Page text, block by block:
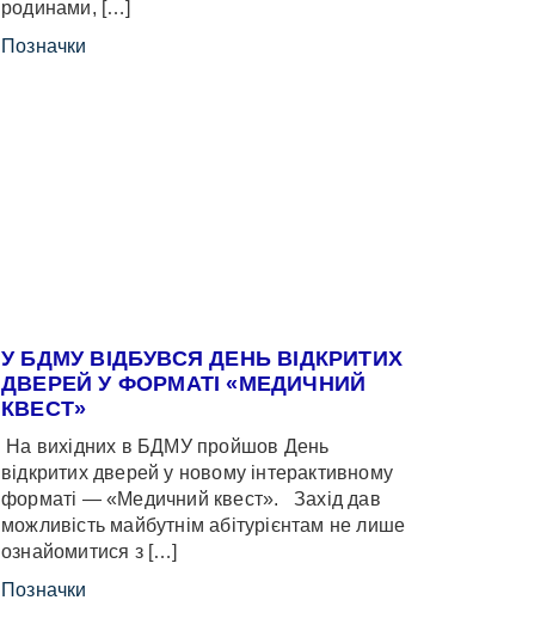
родинами, […]
Позначки
У БДМУ ВІДБУВСЯ ДЕНЬ ВІДКРИТИХ
ДВЕРЕЙ У ФОРМАТІ «МЕДИЧНИЙ
КВЕСТ»
На вихідних в БДМУ пройшов День
відкритих дверей у новому інтерактивному
форматі — «Медичний квест». Захід дав
можливість майбутнім абітурієнтам не лише
ознайомитися з […]
Позначки